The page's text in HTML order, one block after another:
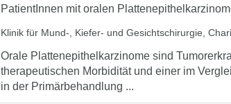
PatientInnen mit oralen
Klinik für Mund-, Kiefer- und Gesichtschirurgie,
Orale Plattenepithelkarzinome sind
therapeutischen Morbidität und einer im
in der Primärbehandlung ...